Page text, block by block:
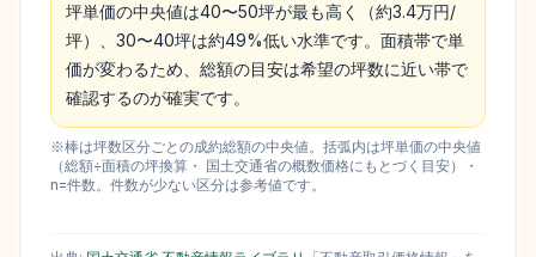
坪単価の中央値は40〜50坪が最も高く（約3.4万円/
坪）、30〜40坪は約49%低い水準です。面積帯で単
価が変わるため、総額の目安は希望の坪数に近い帯で
確認するのが確実です。
※棒は坪数区分ごとの成約総額の中央値。括弧内は坪単価の中央値
（総額÷面積の坪換算・ 国土交通省の概数価格にもとづく目安）・
n=件数。件数が少ない区分は参考値です。